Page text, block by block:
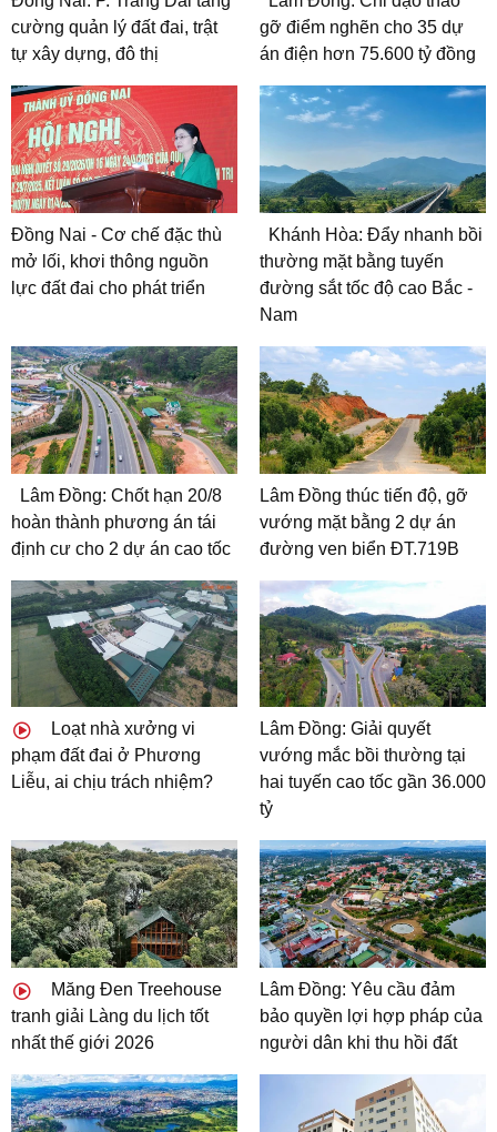
cường quản lý đất đai, trật
tự xây dựng, đô thị
gỡ điểm nghẽn cho 35 dự
án điện hơn 75.600 tỷ đồng
Đồng Nai - Cơ chế đặc thù
mở lối, khơi thông nguồn
lực đất đai cho phát triển
Khánh Hòa: Đẩy nhanh bồi
thường mặt bằng tuyến
đường sắt tốc độ cao Bắc -
Nam
Lâm Đồng: Chốt hạn 20/8
hoàn thành phương án tái
định cư cho 2 dự án cao tốc
Lâm Đồng thúc tiến độ, gỡ
vướng mặt bằng 2 dự án
đường ven biển ĐT.719B
Loạt nhà xưởng vi
phạm đất đai ở Phương
Liễu, ai chịu trách nhiệm?
Lâm Đồng: Giải quyết
vướng mắc bồi thường tại
hai tuyến cao tốc gần 36.000
tỷ
Măng Đen Treehouse
tranh giải Làng du lịch tốt
nhất thế giới 2026
Lâm Đồng: Yêu cầu đảm
bảo quyền lợi hợp pháp của
người dân khi thu hồi đất